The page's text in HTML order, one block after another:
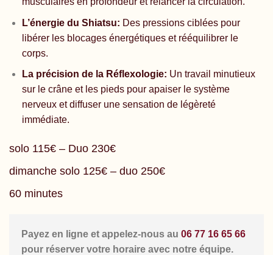
L’énergie du Shiatsu: Des pressions ciblées pour
libérer les blocages énergétiques et rééquilibrer le
corps.
La précision de la Réflexologie: Un travail minutieux
sur le crâne et les pieds pour apaiser le système
nerveux et diffuser une sensation de légèreté
immédiate.
solo 115€ – Duo 230€
dimanche solo 125€ – duo 250€
60 minutes
Payez en ligne et appelez-nous au 06 77 16 65 66
pour réserver votre horaire avec notre équipe.